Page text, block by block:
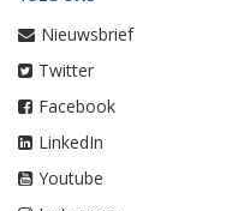
Nieuwsbrief
Twitter
Facebook
LinkedIn
Youtube